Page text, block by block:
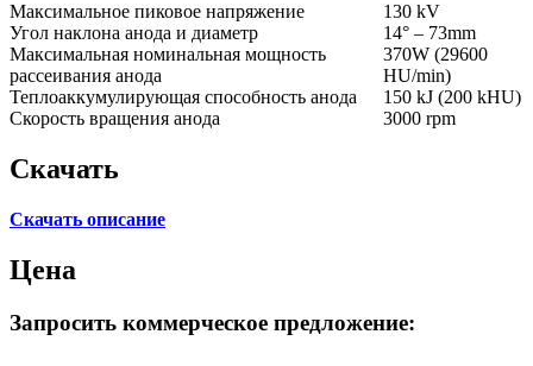
Максимальное пиковое напряжение
130 kV
Угол наклона анода и диаметр
14° – 73mm
Максимальная номинальная мощность
рассеивания анода
370W (29600
HU/min)
Теплоаккумулирующая способность анода
150 kJ (200 kHU)
Скорость вращения анода
3000 rpm
Скачать
Скачать описание
Цена
Запросить коммерческое предложение: